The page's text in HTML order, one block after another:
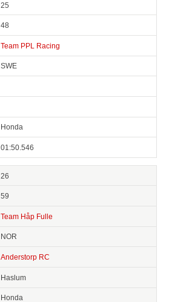
25
48
Team PPL Racing
SWE
Honda
01:50.546
26
59
Team Håp Fulle
NOR
Anderstorp RC
Haslum
Honda